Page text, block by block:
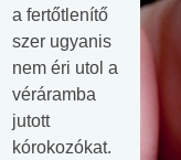
a fertőtlenítő
szer ugyanis
nem éri utol a
véráramba
jutott
kórokozókat.